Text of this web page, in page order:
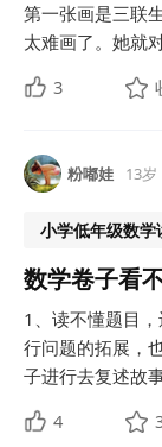
第一张画是三联
太难画了。她就
3
粉嘟娃 13岁
小学低年级数
数学卷子看
1、读不懂题目
行问题的拓展，
子进行去复述故
4